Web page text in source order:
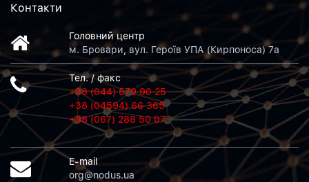
Контакти
Головний центр
м. Бровари, вул. Героїв УПА (Кирпоноса) 7а
Тел. / факс
+38 (044) 579 90 25
+38 (04594) 66 365
+38 (067) 288 50 07
E-mail
org@nodus.ua